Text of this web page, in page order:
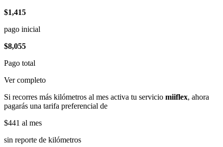
$1,415
pago inicial
$8,055
Pago total
Ver completo
Si recorres más kilómetros al mes activa tu servicio miiflex, ahora
pagarás una tarifa preferencial de
$441 al mes
sin reporte de kilómetros